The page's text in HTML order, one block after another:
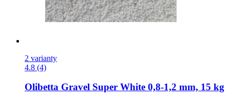
2 varianty
4.8 (4)
Olibetta Gravel Super White 0,8-​1,2 mm, 15 kg